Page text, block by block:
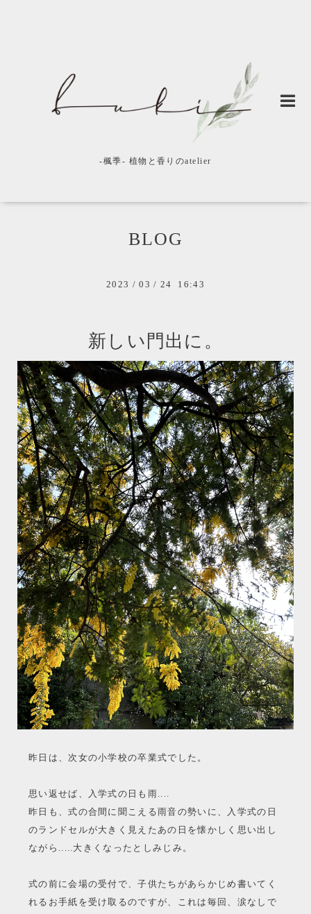
-楓季- 植物と香りのatelier
BLOG
2023 /03 / 24 16:43
新しい門出に。
昨日は、次女の小学校の卒業式でした。
思い返せば、入学式の日も雨....
昨日も、式の合間に聞こえる雨音の勢いに、入学式の日
のランドセルが大きく見えたあの日を懐かしく思い出し
ながら.....大きくなったとしみじみ。
式の前に会場の受付で、子供たちがあらかじめ書いてく
れるお手紙を受け取るのですが、これは毎回、涙なしで